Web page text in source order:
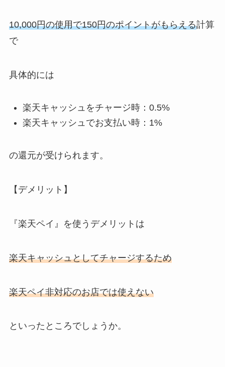
10,000円の使用で150円のポイントがもらえる計算
で
具体的には
楽天キャッシュをチャージ時：0.5%
楽天キャッシュでお支払い時：1%
の還元が受けられます。
【デメリット】
『楽天ペイ』を使うデメリットは
楽天キャッシュとしてチャージするため
楽天ペイ非対応のお店では使えない
といったところでしょうか。